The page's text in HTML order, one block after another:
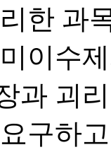
한 과
이수
과 괴
구하